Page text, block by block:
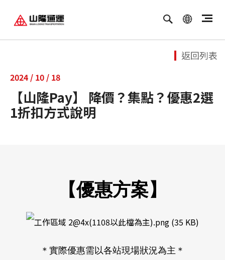
ENGLISH
返回列表
2024 / 10 / 18
【山隆Pay】 降價？集點？優惠2選
1折扣方式說明
【優惠方案】
＊實際優惠需以各站現場狀況為主＊